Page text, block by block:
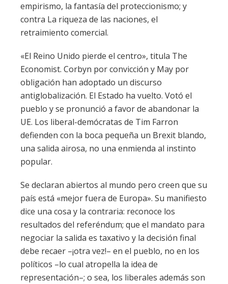
empirismo, la fantasía del proteccionismo; y
contra La riqueza de las naciones, el
retraimiento comercial.
«El Reino Unido pierde el centro», titula The
Economist. Corbyn por convicción y May por
obligación han adoptado un discurso
antiglobalización. El Estado ha vuelto. Votó el
pueblo y se pronunció a favor de abandonar la
UE. Los liberal-demócratas de Tim Farron
defienden con la boca pequeña un Brexit blando,
una salida airosa, no una enmienda al instinto
popular.
Se declaran abiertos al mundo pero creen que su
país está «mejor fuera de Europa». Su manifiesto
dice una cosa y la contraria: reconoce los
resultados del referéndum; que el mandato para
negociar la salida es taxativo y la decisión final
debe recaer –¡otra vez!– en el pueblo, no en los
políticos –lo cual atropella la idea de
representación–; o sea, los liberales además son